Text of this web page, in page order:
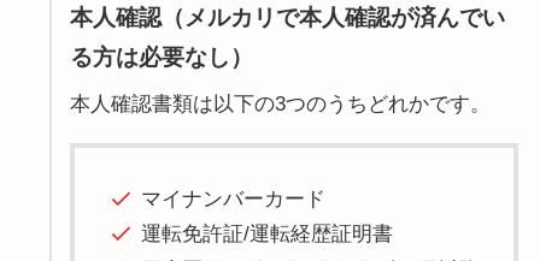
本人確認（メルカリで本人確認が済んでい
る方は必要なし）
本人確認書類は以下の3つのうちどれかです。
マイナンバーカード
運転免許証/運転経歴証明書